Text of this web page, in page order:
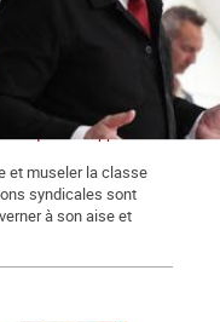
des appareils !
et museler la classe
syndicales sont
à son aise et